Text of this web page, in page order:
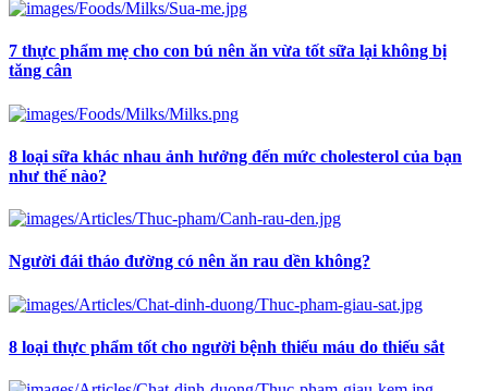
7 thực phẩm mẹ cho con bú nên ăn vừa tốt sữa lại không bị
tăng cân
8 loại sữa khác nhau ảnh hưởng đến mức cholesterol của bạn
như thế nào?
Người đái tháo đường có nên ăn rau dền không?
8 loại thực phẩm tốt cho người bệnh thiếu máu do thiếu sắt